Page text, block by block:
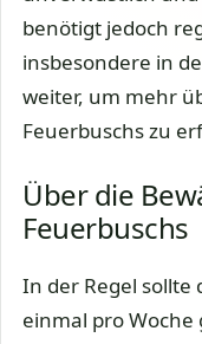
benötigt jedoch
insbesondere in
weiter, um mehr
Feuerbuschs zu
Über die
Feuerbuschs
In der Regel sollte
einmal pro Woche